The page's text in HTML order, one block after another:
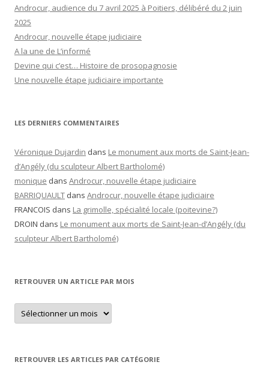
Androcur, audience du 7 avril 2025 à Poitiers, délibéré du 2 juin
2025
Androcur, nouvelle étape judiciaire
A la une de L’informé
Devine qui c’est… Histoire de prosopagnosie
Une nouvelle étape judiciaire importante
LES DERNIERS COMMENTAIRES
Véronique Dujardin dans Le monument aux morts de Saint-Jean-
d’Angély (du sculpteur Albert Bartholomé)
monique dans Androcur, nouvelle étape judiciaire
BARRIQUAULT dans Androcur, nouvelle étape judiciaire
FRANCOIS dans La grimolle, spécialité locale (poitevine?)
DROIN dans Le monument aux morts de Saint-Jean-d’Angély (du
sculpteur Albert Bartholomé)
RETROUVER UN ARTICLE PAR MOIS
Retrouver
un
article
RETROUVER LES ARTICLES PAR CATÉGORIE